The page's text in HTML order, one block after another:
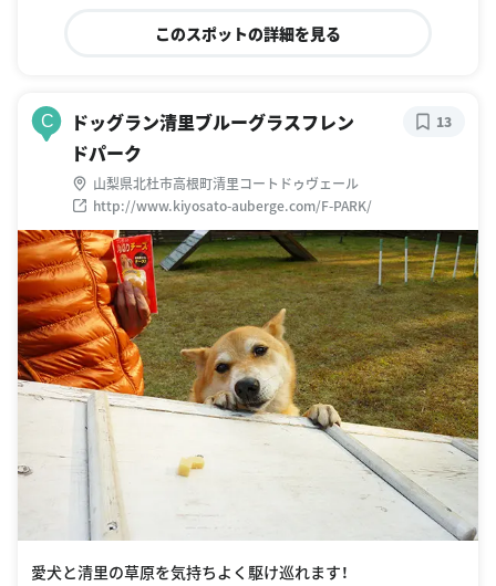
このスポットの詳細を見る
C
ドッグラン清里ブルーグラスフレン
ドパーク
山梨県北杜市高根町清里コートドゥヴェール
http://www.kiyosato-auberge.com/F-PARK/
13
愛犬と清里の草原を気持ちよく駆け巡れます！